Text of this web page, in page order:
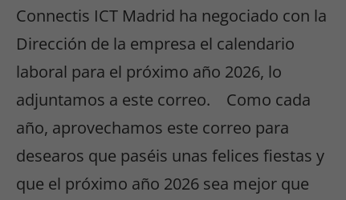
Connectis ICT Madrid ha negociado con la
Dirección de la empresa el calendario
laboral para el próximo año 2026, lo
adjuntamos a este correo. Como cada
año, aprovechamos este correo para
desearos que paséis unas felices fiestas y
que el próximo año 2026 sea mejor que